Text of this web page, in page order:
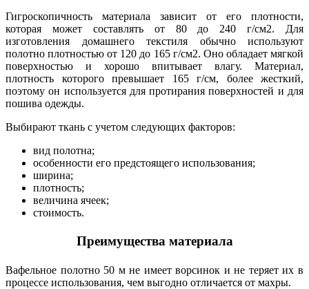
Гигроскопичность материала зависит от его плотности,
которая может составлять от 80 до 240 г/см2. Для
изготовления домашнего текстиля обычно используют
полотно плотностью от 120 до 165 г/см2. Оно обладает мягкой
поверхностью и хорошо впитывает влагу. Материал,
плотность которого превышает 165 г/см, более жесткий,
поэтому он используется для протирания поверхностей и для
пошива одежды.
Выбирают ткань с учетом следующих факторов:
вид полотна;
особенности его предстоящего использования;
ширина;
плотность;
величина ячеек;
стоимость.
Преимущества материала
Вафельное полотно 50 м не имеет ворсинок и не теряет их в
процессе использования, чем выгодно отличается от махры.